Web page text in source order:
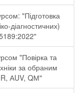
"Підготовка
діагностичних)
"Повірка та
за обраним
АUV, QМ"